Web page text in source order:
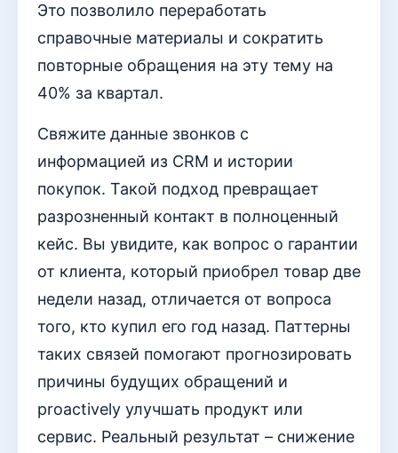
Это позволило переработать
справочные материалы и сократить
повторные обращения на эту тему на
40% за квартал.
Свяжите данные звонков с
информацией из CRM и истории
покупок. Такой подход превращает
разрозненный контакт в полноценный
кейс. Вы увидите, как вопрос о гарантии
от клиента, который приобрел товар две
недели назад, отличается от вопроса
того, кто купил его год назад. Паттерны
таких связей помогают прогнозировать
причины будущих обращений и
proactively улучшать продукт или
сервис. Реальный результат – снижение